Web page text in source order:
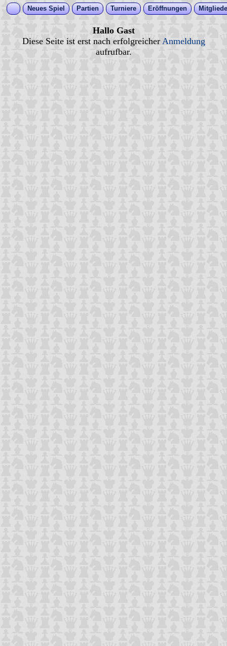
Neues Spiel Partien Turniere Eröffnungen
Hallo Gast
Diese Seite ist erst nach erfolgreicher Anmeldung
aufrufbar.